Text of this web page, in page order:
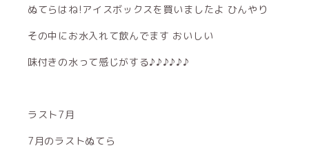
ぬてらはね!アイスボックスを買いましたよ ひんやり
その中にお水入れて飲んでます おいしい
味付きの水って感じがする♪♪♪♪♪♪
ラスト7月
7月のラストぬてら